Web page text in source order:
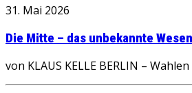
31. Mai 2026
Die Mitte – das unbekannte
von KLAUS KELLE BERLIN –